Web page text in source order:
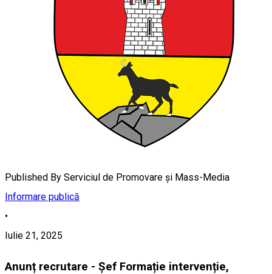
Published By Serviciul de Promovare și Mass-Media
Informare publică
•
Iulie 21, 2025
Anunț recrutare - Șef Formație intervenție,